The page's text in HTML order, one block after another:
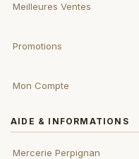
Meilleures Ventes
Promotions
Mon Compte
AIDE & INFORMATIONS
Mercerie Perpignan